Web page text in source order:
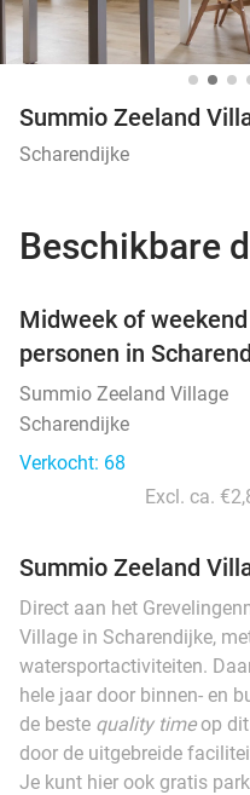
Summio Zeeland
Scharendijke
Beschikbare
Midweek of
personen in
Summio Zeeland Village
Scharendijke
Verkocht: 68
Excl. ca.
Summio Zeeland
Direct aan het
Village in Scharendijke,
watersportactiviteiten.
hele jaar door binnen- en
de beste quality timeop dit
door de uitgebreide
Je kunt hier ook gratis